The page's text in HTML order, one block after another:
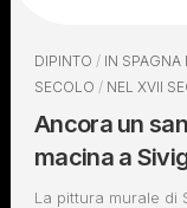
DIPINTO / IN SPAGNA
SECOLO / NEL XVII
Ancora un
macina a
La pittura murale di